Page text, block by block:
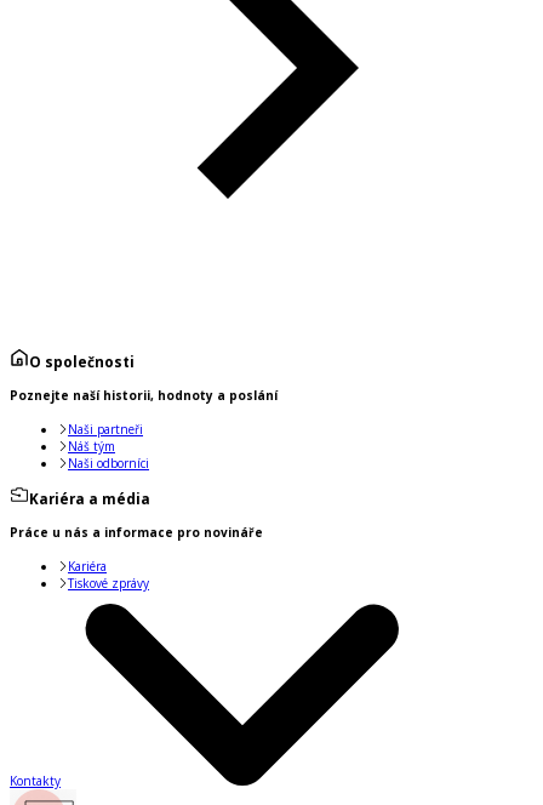
O společnosti
Poznejte naší historii, hodnoty a poslání
Naši partneři
Náš tým
Naši odborníci
Kariéra a média
Práce u nás a informace pro novináře
Kariéra
Tiskové zprávy
Kontakty